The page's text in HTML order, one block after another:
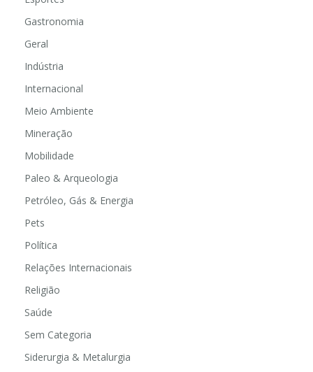
Gastronomia
Geral
Indústria
Internacional
Meio Ambiente
Mineração
Mobilidade
Paleo & Arqueologia
Petróleo, Gás & Energia
Pets
Política
Relações Internacionais
Religião
Saúde
Sem Categoria
Siderurgia & Metalurgia